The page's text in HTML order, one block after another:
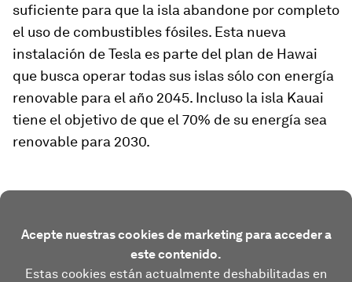
suficiente para que la isla abandone por completo
el uso de combustibles fósiles. Esta nueva
instalación de Tesla es parte del plan de Hawai
que busca operar todas sus islas sólo con energía
renovable para el año 2045. Incluso la isla Kauai
tiene el objetivo de que el 70% de su energía sea
renovable para 2030.
Acepte nuestras cookies de marketing para acceder a
este contenido.
Estas cookies están actualmente deshabilitadas en